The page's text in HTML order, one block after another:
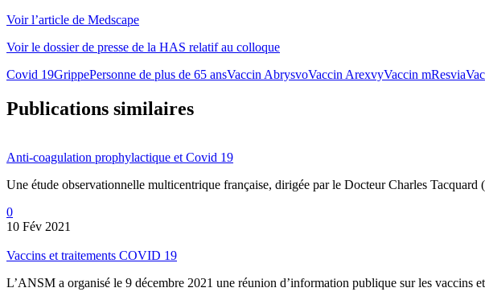
Voir l’article de Medscape
Voir le dossier de presse de la HAS relatif au colloque
Covid 19GrippePersonne de plus de 65 ansVaccin AbrysvoVaccin ArexvyVaccin mResvia
Publications similaires
Anti-coagulation prophylactique et Covid 19
Une étude observationnelle multicentrique française, dirigée par le Docteur Charles
0
10 Fév 2021
Vaccins et traitements COVID 19
L’ANSM a organisé le 9 décembre 2021 une réunion d’information publique sur les vaccins